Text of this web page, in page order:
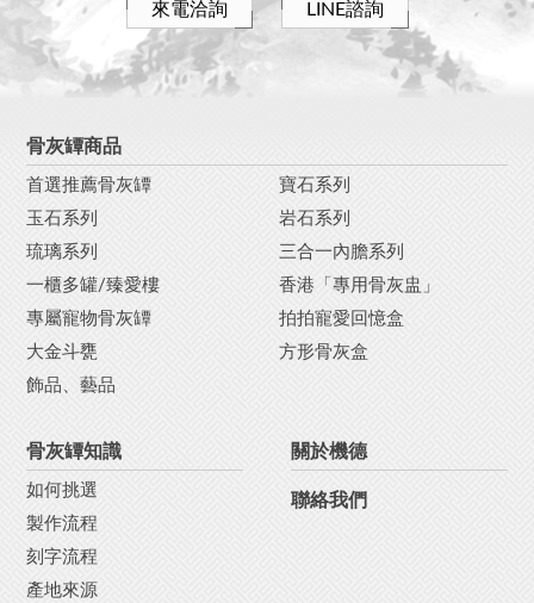
來電洽詢 LINE諮詢
骨灰罈商品
首選推薦骨灰罈
寶石系列
玉石系列
岩石系列
琉璃系列
三合一內膽系列
一櫃多罐/臻愛樓
香港「專用骨灰盅」
專屬寵物骨灰罈
拍拍寵愛回憶盒
大金斗甕
方形骨灰盒
飾品、藝品
骨灰罈知識
如何挑選
製作流程
刻字流程
產地來源
關於機德
聯絡我們